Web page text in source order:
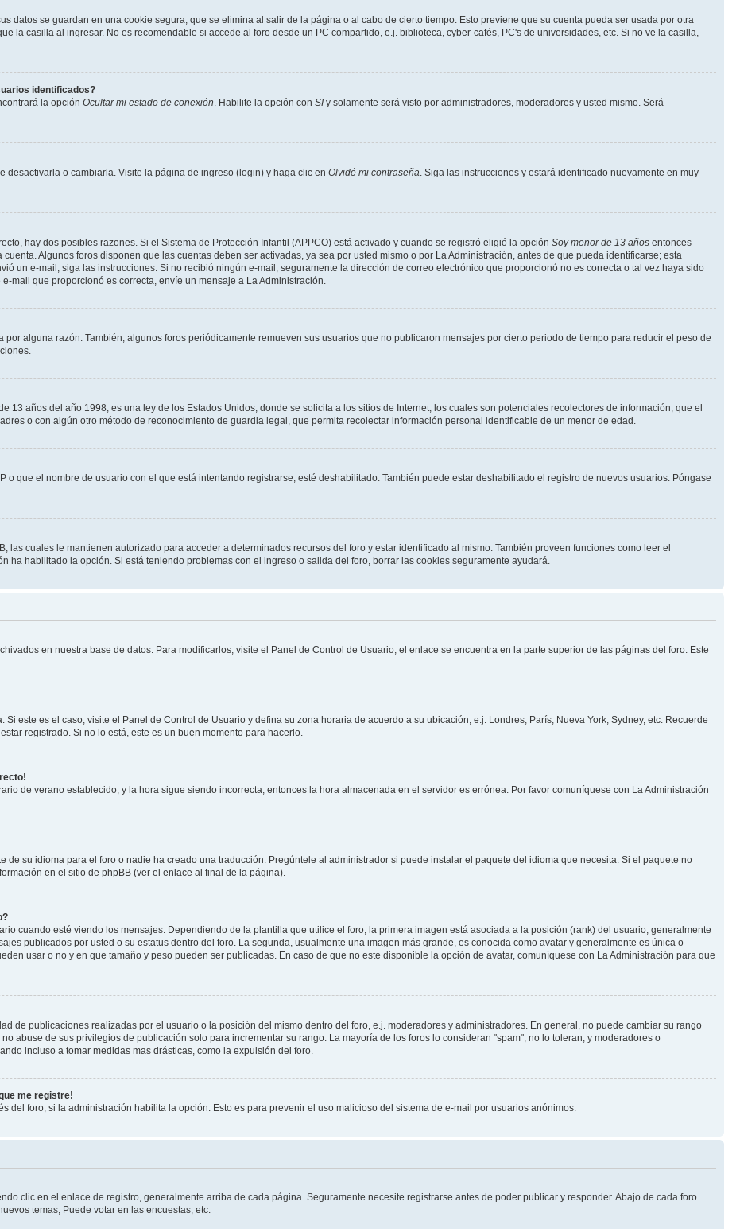
datos se guardan en una cookie segura, que se elimina al salir de la página o al cabo de cierto tiempo. Esto previene que su cuenta pueda ser usada por otra
la casilla al ingresar. No es recomendable si accede al foro desde un PC compartido, e.j. biblioteca, cyber-cafés, PC's de universidades, etc. Si no ve la casilla,
identificados?
la opción Ocultar mi estado de conexión . Habilite la opción con SI y solamente será visto por administradores, moderadores y usted mismo. Será
desactivarla o cambiarla. Visite la página de ingreso (login) y haga clic en Olvidé mi contraseña . Siga las instrucciones y estará identificado nuevamente en muy
hay dos posibles razones. Si el Sistema de Protección Infantil (APPCO) está activado y cuando se registró eligió la opción Soy menor de 13 años entonces
Algunos foros disponen que las cuentas deben ser activadas, ya sea por usted mismo o por La Administración, antes de que pueda identificarse; esta
un e-mail, siga las instrucciones. Si no recibió ningún e-mail, seguramente la dirección de correo electrónico que proporcionó no es correcta o tal vez haya sido
mail que proporcionó es correcta, envíe un mensaje a La Administración.
alguna razón. También, algunos foros periódicamente remueven sus usuarios que no publicaron mensajes por cierto periodo de tiempo para reducir el peso de
13 años del año 1998, es una ley de los Estados Unidos, donde se solicita a los sitios de Internet, los cuales son potenciales recolectores de información, que el
o con algún otro método de reconocimiento de guardia legal, que permita recolectar información personal identificable de un menor de edad.
o que el nombre de usuario con el que está intentando registrarse, esté deshabilitado. También puede estar deshabilitado el registro de nuevos usuarios. Póngase
las cuales le mantienen autorizado para acceder a determinados recursos del foro y estar identificado al mismo. También proveen funciones como leer el
ha habilitado la opción. Si está teniendo problemas con el ingreso o salida del foro, borrar las cookies seguramente ayudará.
en nuestra base de datos. Para modificarlos, visite el Panel de Control de Usuario; el enlace se encuentra en la parte superior de las páginas del foro. Este
este es el caso, visite el Panel de Control de Usuario y defina su zona horaria de acuerdo a su ubicación, e.j. Londres, París, Nueva York, Sydney, etc. Recuerde
registrado. Si no lo está, este es un buen momento para hacerlo.
de verano establecido, y la hora sigue siendo incorrecta, entonces la hora almacenada en el servidor es errónea. Por favor comuníquese con La Administración
de su idioma para el foro o nadie ha creado una traducción. Pregúntele al administrador si puede instalar el paquete del idioma que necesita. Si el paquete no
en el sitio de phpBB (ver el enlace al final de la página).
cuando esté viendo los mensajes. Dependiendo de la plantilla que utilice el foro, la primera imagen está asociada a la posición (rank) del usuario, generalmente
publicados por usted o su estatus dentro del foro. La segunda, usualmente una imagen más grande, es conocida como avatar y generalmente es única o
usar o no y en que tamaño y peso pueden ser publicadas. En caso de que no este disponible la opción de avatar, comuníquese con La Administración para que
de publicaciones realizadas por el usuario o la posición del mismo dentro del foro, e.j. moderadores y administradores. En general, no puede cambiar su rango
abuse de sus privilegios de publicación solo para incrementar su rango. La mayoría de los foros lo consideran "spam", no lo toleran, y moderadores o
incluso a tomar medidas mas drásticas, como la expulsión del foro.
me registre!
del foro, si la administración habilita la opción. Esto es para prevenir el uso malicioso del sistema de e-mail por usuarios anónimos.
clic en el enlace de registro, generalmente arriba de cada página. Seguramente necesite registrarse antes de poder publicar y responder. Abajo de cada foro
temas, Puede votar en las encuestas, etc.